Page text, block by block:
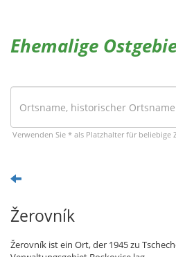
Ehemalige
Verwenden Sie * als Platzhalter für beliebige
Žerovník
Žerovník ist ein Ort, der 1945 zu